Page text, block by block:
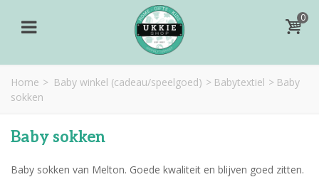
0
Home > Baby winkel (cadeau/speelgoed) > Babytextiel > Baby
sokken
Baby sokken
Baby sokken van Melton. Goede kwaliteit en blijven goed zitten.